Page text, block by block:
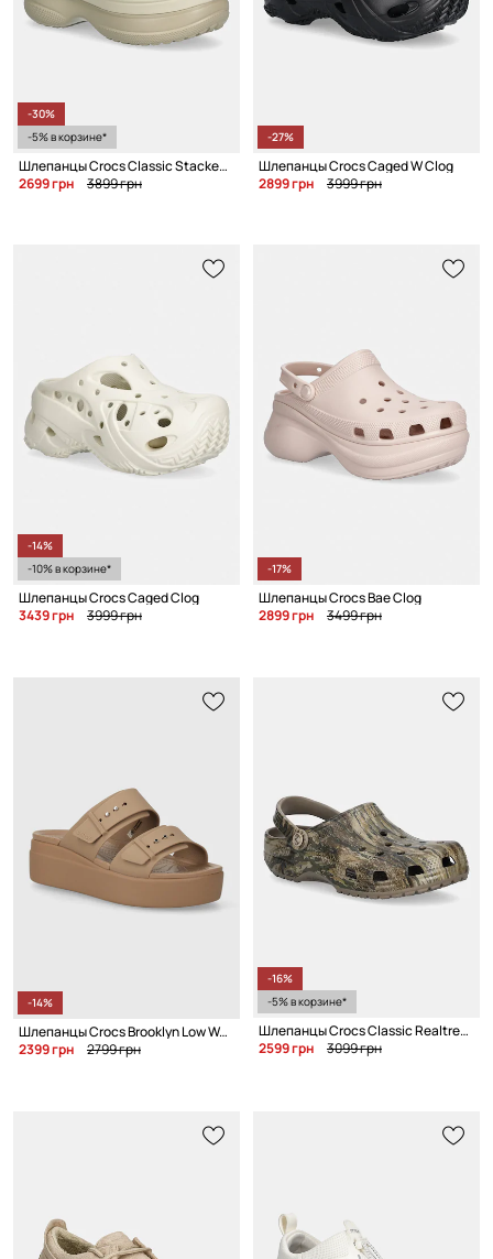
-30%
-5% в корзине*
Шлепанцы Crocs Classic Stacked Clog
2699 грн
3899 грн
-27%
Шлепанцы Crocs Caged W Clog
2899 грн
3999 грн
-14%
-10% в корзине*
Шлепанцы Crocs Caged Clog
3439 грн
3999 грн
-17%
Шлепанцы Crocs Bae Clog
2899 грн
3499 грн
-14%
Шлепанцы Crocs Brooklyn Low Wedge Sandal
2399 грн
2799 грн
-16%
-5% в корзине*
Шлепанцы Crocs Classic Realtree Legacy Clog
2599 грн
3099 грн